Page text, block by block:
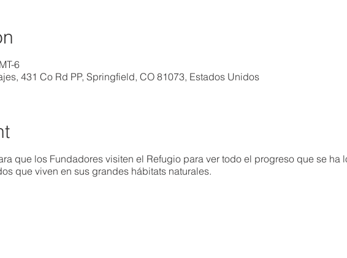
6
431 Co Rd PP, Springfield, CO 81073, Estados Unidos
que los Fundadores visiten el Refugio para ver todo el progreso que se ha
que viven en sus grandes hábitats naturales.